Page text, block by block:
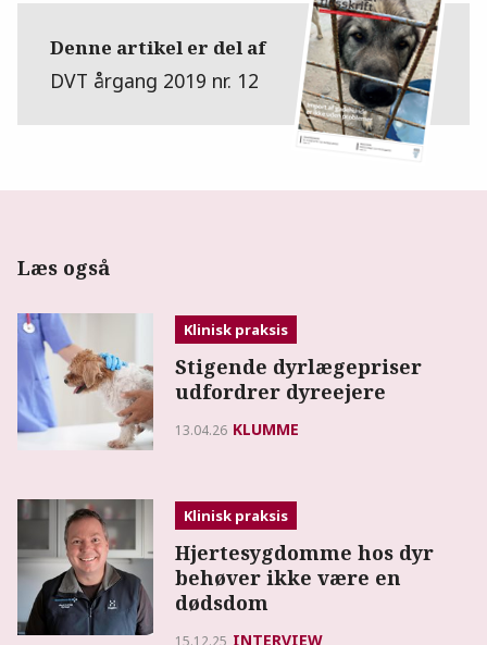
Denne artikel er del af
DVT årgang 2019 nr. 12
Læs også
Klinisk praksis
Stigende dyrlægepriser
udfordrer dyreejere
13.04.26 KLUMME
Klinisk praksis
Hjertesygdomme hos dyr
behøver ikke være en
dødsdom
15.12.25 INTERVIEW